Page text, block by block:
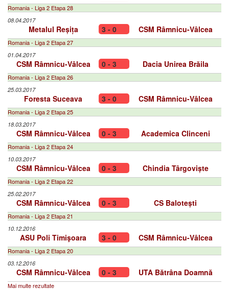
Romania - Liga 2 Etapa 28
08.04.2017
Metalul Reșița 3 - 0 CSM Râmnicu-Vâlcea
Romania - Liga 2 Etapa 27
01.04.2017
CSM Râmnicu-Vâlcea 0 - 3 Dacia Unirea Brăila
Romania - Liga 2 Etapa 26
25.03.2017
Foresta Suceava 3 - 0 CSM Râmnicu-Vâlcea
Romania - Liga 2 Etapa 25
18.03.2017
CSM Râmnicu-Vâlcea 0 - 3 Academica Clinceni
Romania - Liga 2 Etapa 24
10.03.2017
CSM Râmnicu-Vâlcea 0 - 3 Chindia Târgoviște
Romania - Liga 2 Etapa 22
25.02.2017
CSM Râmnicu-Vâlcea 0 - 3 CS Balotești
Romania - Liga 2 Etapa 21
10.12.2016
ASU Poli Timişoara 3 - 0 CSM Râmnicu-Vâlcea
Romania - Liga 2 Etapa 20
03.12.2016
CSM Râmnicu-Vâlcea 0 - 3 UTA Bătrâna Doamnă
Mai multe rezultate